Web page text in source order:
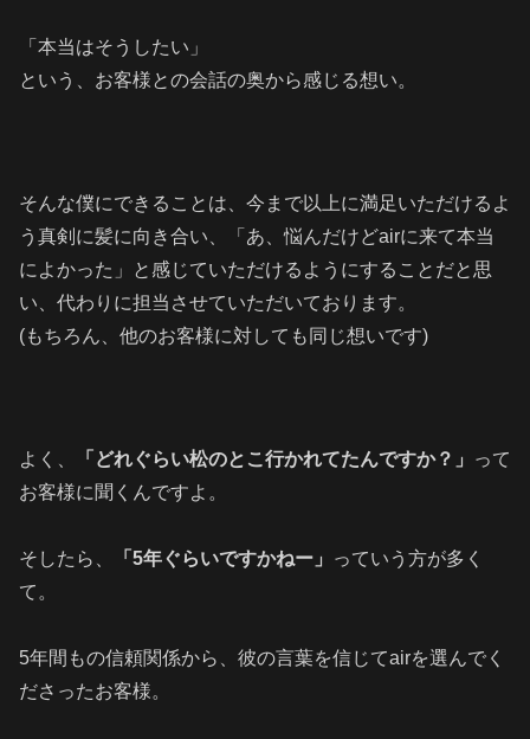
「本当はそうしたい」
という、お客様との会話の奥から感じる想い。
そんな僕にできることは、今まで以上に満足いただけるよ
う真剣に髪に向き合い、「あ、悩んだけどairに来て本当
によかった」と感じていただけるようにすることだと思
い、代わりに担当させていただいております。
(もちろん、他のお客様に対しても同じ想いです)
よく、 「どれぐらい松のとこ行かれてたんですか？」
って
お客様に聞くんですよ。
そしたら、 「5年ぐらいですかねー」
っていう方が多く
て。
5年間もの信頼関係から、彼の言葉を信じてairを選んでく
ださったお客様。